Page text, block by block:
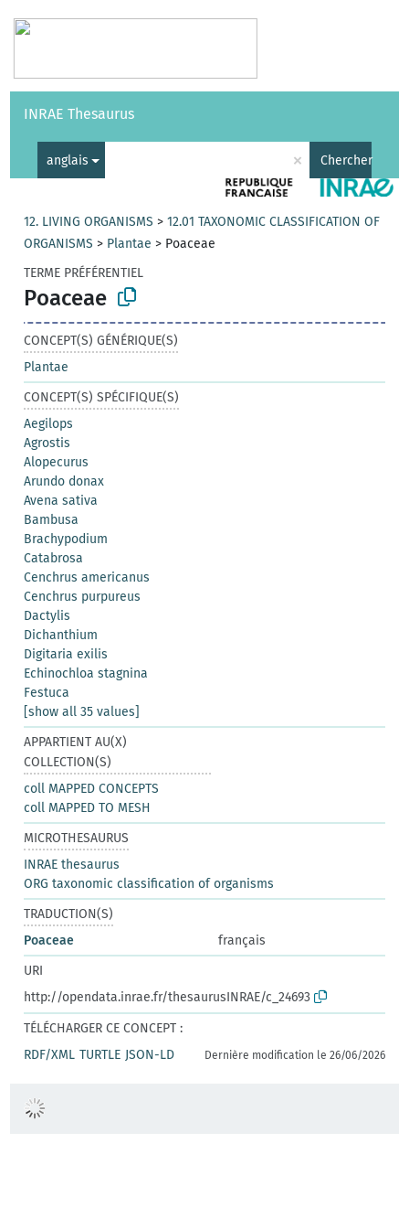
Vocabulaires API
INRAE Thesaurus
anglais × Chercher
12. LIVING ORGANISMS >12.01 TAXONOMIC CLASSIFICATION OF
ORGANISMS > Plantae > Poaceae
TERME PRÉFÉRENTIEL
Poaceae
CONCEPT(S) GÉNÉRIQUE(S)
Plantae
CONCEPT(S) SPÉCIFIQUE(S)
Aegilops
Agrostis
Alopecurus
Arundo donax
Avena sativa
Bambusa
Brachypodium
Catabrosa
Cenchrus americanus
Cenchrus purpureus
Dactylis
Dichanthium
Digitaria exilis
Echinochloa stagnina
Festuca
[show all 35 values]
APPARTIENT AU(X)
COLLECTION(S)
coll MAPPED CONCEPTS
coll MAPPED TO MESH
MICROTHESAURUS
INRAE thesaurus
ORG taxonomic classification of organisms
TRADUCTION(S)
Poaceae
français
URI
http://opendata.inrae.fr/thesaurusINRAE/c_24693
TÉLÉCHARGER CE CONCEPT :
RDF/XML TURTLE JSON-LD Dernière modification le 26/06/2026